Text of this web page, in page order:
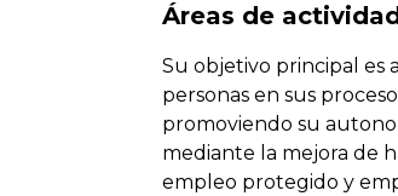
Áreas de
Su objetivo principal es
personas en sus
promoviendo su
mediante la mejora de
empleo protegido y